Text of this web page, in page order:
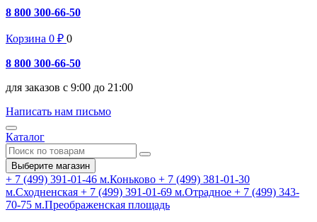
8 800 300-66-50
Корзина 0 ₽ 0
8 800 300-66-50
для заказов с 9:00 до 21:00
Написать нам письмо
Каталог
Выберите магазин
+ 7 (499) 391-01-46 м.Коньково + 7 (499) 381-01-30
м.Сходненская + 7 (499) 391-01-69 м.Отрадное + 7 (499) 343-
70-75 м.Преображенская площадь